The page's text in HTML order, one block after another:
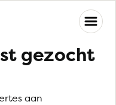
gezocht
aan